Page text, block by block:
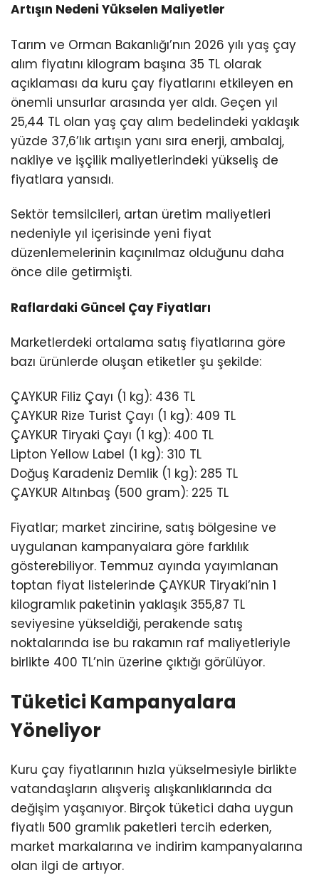
Artışın Nedeni Yükselen Maliyetler
Tarım ve Orman Bakanlığı’nın 2026 yılı yaş çay
alım fiyatını kilogram başına 35 TL olarak
açıklaması da kuru çay fiyatlarını etkileyen en
önemli unsurlar arasında yer aldı. Geçen yıl
25,44 TL olan yaş çay alım bedelindeki yaklaşık
yüzde 37,6’lık artışın yanı sıra enerji, ambalaj,
nakliye ve işçilik maliyetlerindeki yükseliş de
fiyatlara yansıdı.
Sektör temsilcileri, artan üretim maliyetleri
nedeniyle yıl içerisinde yeni fiyat
düzenlemelerinin kaçınılmaz olduğunu daha
önce dile getirmişti.
Raflardaki Güncel Çay Fiyatları
Marketlerdeki ortalama satış fiyatlarına göre
bazı ürünlerde oluşan etiketler şu şekilde:
ÇAYKUR Filiz Çayı (1 kg): 436 TL
ÇAYKUR Rize Turist Çayı (1 kg): 409 TL
ÇAYKUR Tiryaki Çayı (1 kg): 400 TL
Lipton Yellow Label (1 kg): 310 TL
Doğuş Karadeniz Demlik (1 kg): 285 TL
ÇAYKUR Altınbaş (500 gram): 225 TL
Fiyatlar; market zincirine, satış bölgesine ve
uygulanan kampanyalara göre farklılık
gösterebiliyor. Temmuz ayında yayımlanan
toptan fiyat listelerinde ÇAYKUR Tiryaki’nin 1
kilogramlık paketinin yaklaşık 355,87 TL
seviyesine yükseldiği, perakende satış
noktalarında ise bu rakamın raf maliyetleriyle
birlikte 400 TL’nin üzerine çıktığı görülüyor.
Tüketici Kampanyalara
Yöneliyor
Kuru çay fiyatlarının hızla yükselmesiyle birlikte
vatandaşların alışveriş alışkanlıklarında da
değişim yaşanıyor. Birçok tüketici daha uygun
fiyatlı 500 gramlık paketleri tercih ederken,
market markalarına ve indirim kampanyalarına
olan ilgi de artıyor.